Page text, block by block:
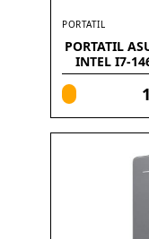
PORTATIL
PORTATIL
INTEL I7-